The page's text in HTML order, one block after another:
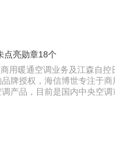
点亮勋章18个
用暖通空调业务及江森自
牌授权，海信博世专注于
产品，目前是国内中央空调